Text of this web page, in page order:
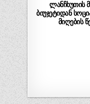
ლანჩხუთის
ბიუჯეტიდან
მიღების